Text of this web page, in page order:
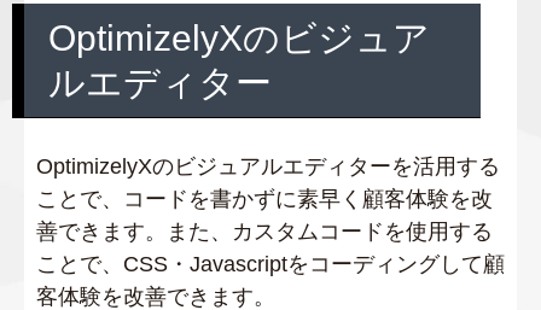
OptimizelyXのビジュア
ルエディター
OptimizelyXのビジュアルエディターを活用する
ことで、コードを書かずに素早く顧客体験を改
善できます。また、カスタムコードを使用する
ことで、CSS・Javascriptをコーディングして顧
客体験を改善できます。